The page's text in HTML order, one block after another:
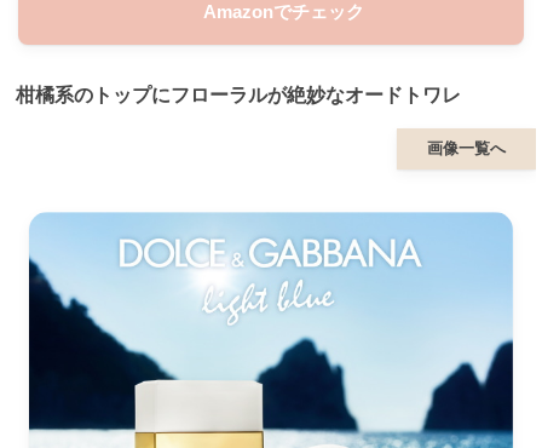
Amazonでチェック
柑橘系のトップにフローラルが絶妙なオードトワレ
画像一覧へ